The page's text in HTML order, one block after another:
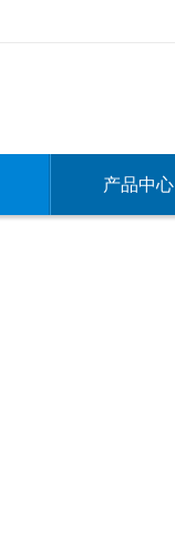
产品中心